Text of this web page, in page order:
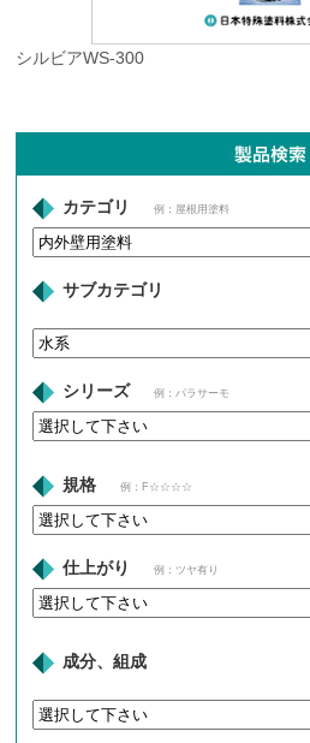
シルビアWS-300
カテゴリ 例：屋根用塗料
サブカテゴリ
シリーズ 例：パラサーモ
規格 例：F☆☆☆☆
仕上がり 例：ツヤ有り
成分、組成